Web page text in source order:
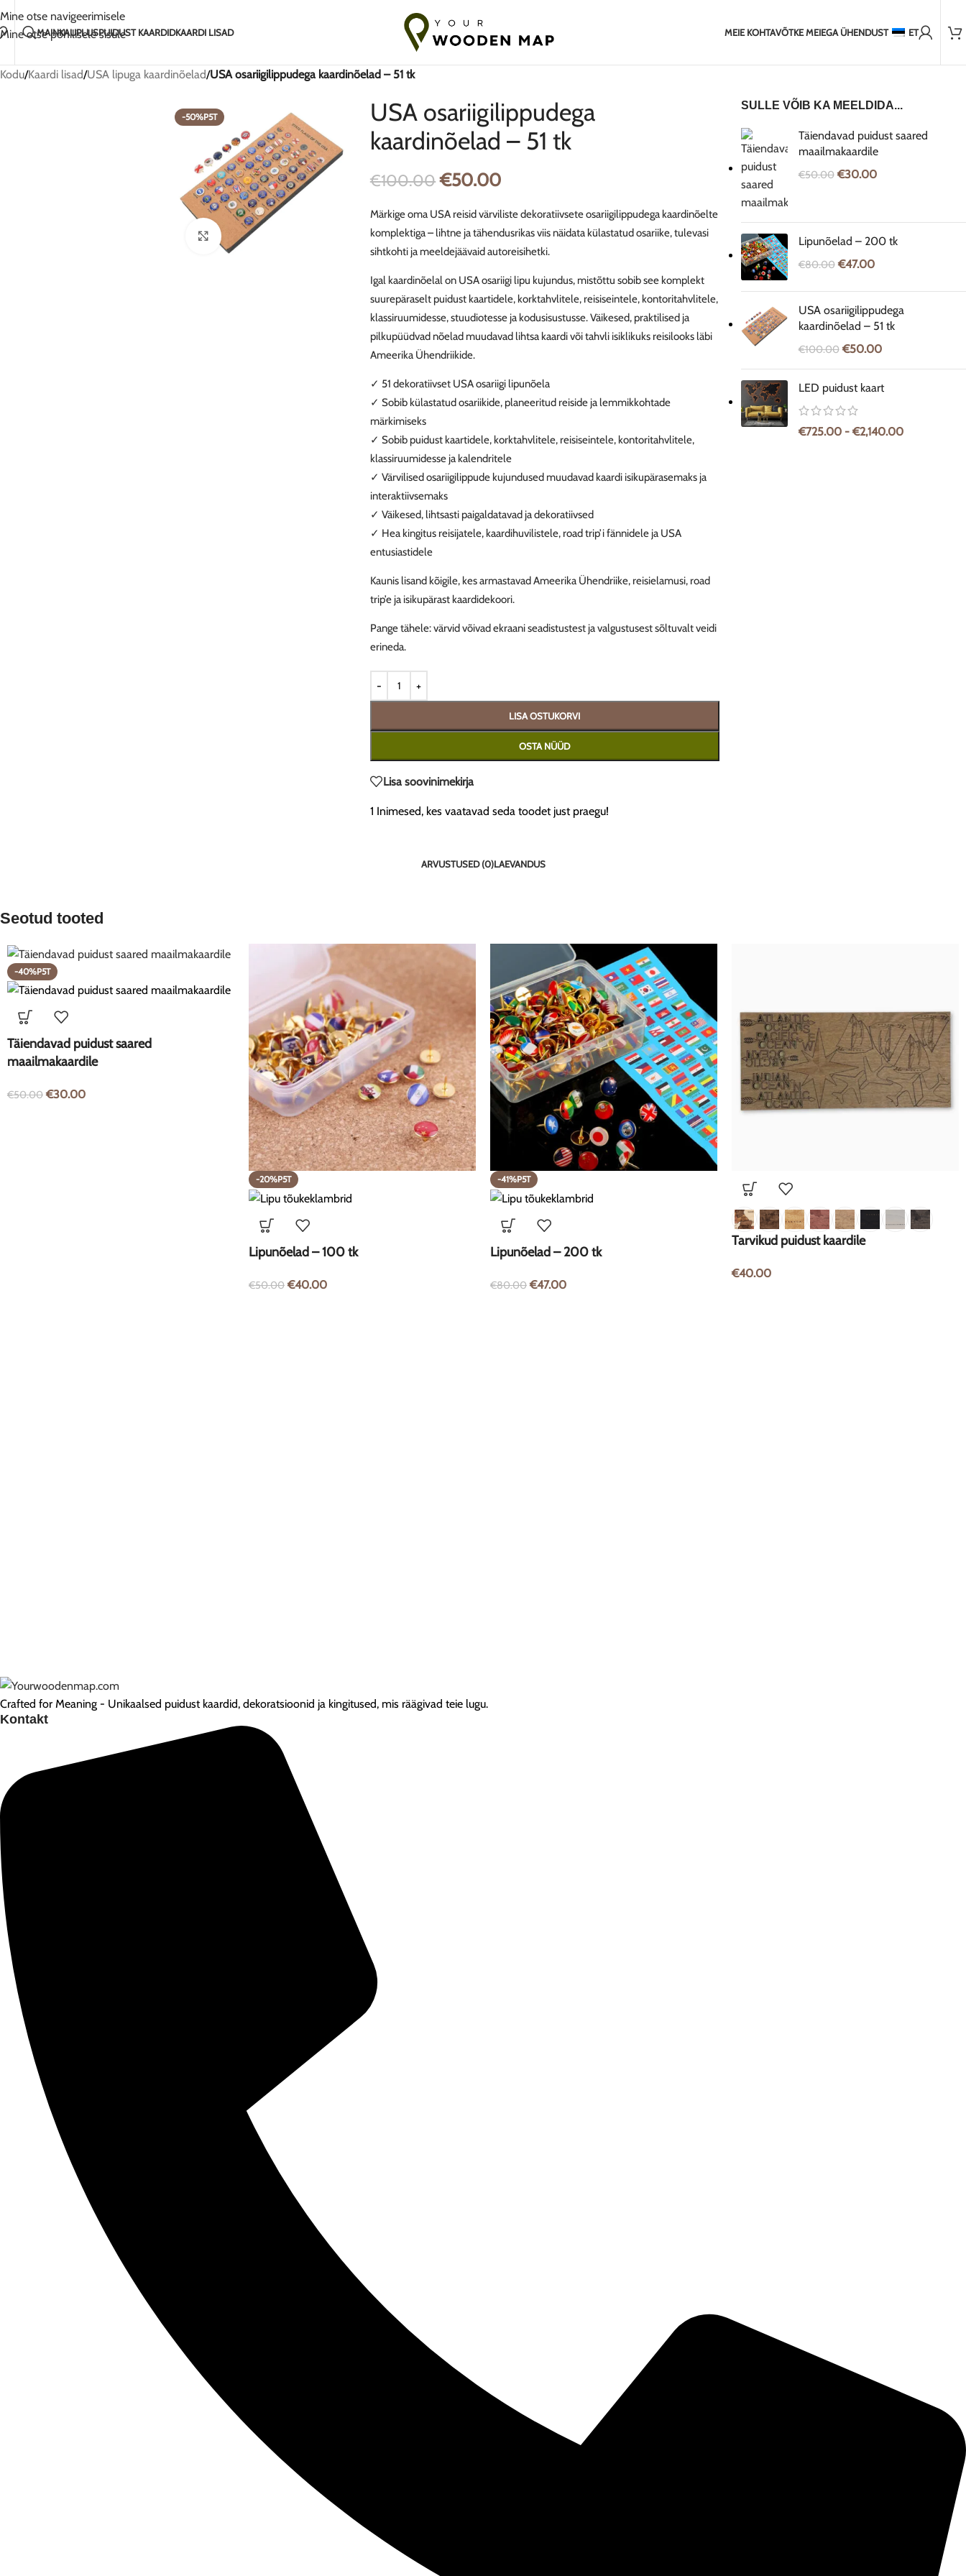
Mine otse navigeerimisele
Mine otse põhilisele sisule
Armastusega käsitsi valmistatud Leedus 7-14 päeva saatmine ELi
MAINKAUPLUSPUIDUST KAARDIDKAARDI LISAD MEIE KOHTAVÕTKE MEIEGA ÜHENDUST ET
Kodu/Kaardi lisad/USA lipuga kaardinõelad/USA osariigilippudega kaardinõelad – 51 tk
-50%P5T
Suurendamiseks klõpsa
USA osariigilippudega
kaardinõelad – 51 tk
€100.00 €50.00
Märkige oma USA reisid värviliste dekoratiivsete osariigilippudega kaardinõelte
komplektiga – lihtne ja tähendusrikas viis näidata külastatud osariike, tulevasi
sihtkohti ja meeldejäävaid autoreisihetki.
Igal kaardinõelal on USA osariigi lipu kujundus, mistõttu sobib see komplekt
suurepäraselt puidust kaartidele, korktahvlitele, reisiseintele, kontoritahvlitele,
klassiruumidesse, stuudiotesse ja kodusisustusse. Väikesed, praktilised ja
pilkupüüdvad nõelad muudavad lihtsa kaardi või tahvli isiklikuks reisilooks läbi
Ameerika Ühendriikide.
✓ 51 dekoratiivset USA osariigi lipunõela
✓Sobib külastatud osariikide, planeeritud reiside ja lemmikkohtade
märkimiseks
✓Sobib puidust kaartidele, korktahvlitele, reisiseintele, kontoritahvlitele,
klassiruumidesse ja kalendritele
✓Värvilised osariigilippude kujundused muudavad kaardi isikupärasemaks ja
interaktiivsemaks
✓Väikesed, lihtsasti paigaldatavad ja dekoratiivsed
✓ Hea kingitus reisijatele, kaardihuvilistele, road trip’i fännidele ja USA
entusiastidele
Kaunis lisand kõigile, kes armastavad Ameerika Ühendriike, reisielamusi, road
trip’e ja isikupärast kaardidekoori.
Pange tähele: värvid võivad ekraani seadistustest ja valgustusest sõltuvalt veidi
erineda.
LISA OSTUKORVI
OSTA NÜÜD
Lisa soovinimekirja
1 Inimesed, kes vaatavad seda toodet just praegu!
SULLE VÕIB KA MEELDIDA...
Täiendavad puidust saared
maailmakaardile
€50.00 €30.00
Lipunõelad – 200 tk
€80.00 €47.00
USA osariigilippudega
kaardinõelad – 51 tk
€100.00 €50.00
LED puidust kaart
€725.00 - €2,140.00
ARVUSTUSED (0)LAEVANDUS
Seotud tooted
-40%P5T
Täiendavad puidust saared
maailmakaardile
€50.00 €30.00
-20%P5T
Lipunõelad – 100 tk
€50.00 €40.00
-41%P5T
Lipunõelad – 200 tk
€80.00 €47.00
Tarvikud puidust kaardile
€40.00
Crafted for Meaning - Unikaalsed puidust kaardid, dekoratsioonid ja kingitused, mis räägivad teie lugu.
Kontakt